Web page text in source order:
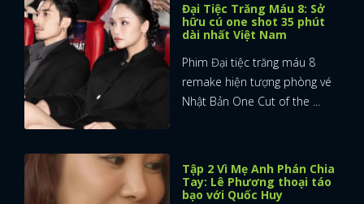
Đại Tiệc Trăng Máu 8: Sở
hữu cú one shot 35 phút
dài nhất Việt Nam
Phim Đại tiệc trăng máu 8
remake hiện tượng phòng vé
Nhật Bản One Cut of the ...
Tập 2 Vì Mẹ Anh Phán Chia
Tay: Lê Phương thoại táo
bạo với Quốc Huy